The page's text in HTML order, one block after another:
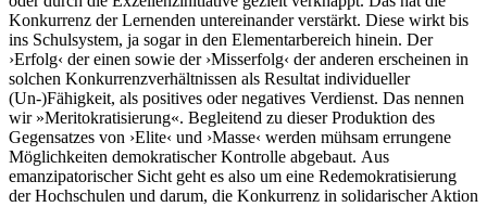
Konkurrenz der Lernenden untereinander verstärkt. Diese wirkt bis
ins Schulsystem, ja sogar in den Elementarbereich hinein. Der
›Erfolg‹ der einen sowie der ›Misserfolg‹ der anderen erscheinen in
solchen Konkurrenzverhältnissen als Resultat individueller
(Un-)Fähigkeit, als positives oder negatives Verdienst. Das nennen
wir »Meritokratisierung«. Begleitend zu dieser Produktion des
Gegensatzes von ›Elite‹ und ›Masse‹ werden mühsam errungene
Möglichkeiten demokratischer Kontrolle abgebaut. Aus
emanzipatorischer Sicht geht es also um eine Redemokratisierung
der Hochschulen und darum, die Konkurrenz in solidarischer Aktion